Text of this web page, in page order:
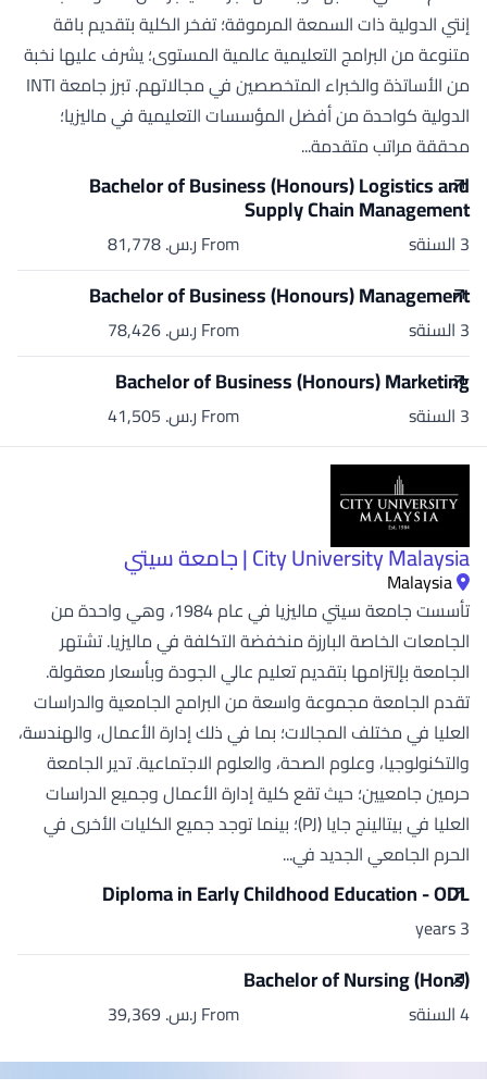
إنتي الدولية ذات السمعة المرموقة؛ تفخر الكلية بتقديم باقة
متنوعة من البرامج التعليمية عالمية المستوى؛ يشرف عليها نخبة
من الأساتذة والخبراء المتخصصين في مجالاتهم. تبرز جامعة INTI
الدولية كواحدة من أفضل المؤسسات التعليمية في ماليزيا؛
محققة مراتب متقدمة...
Bachelor of Business (Honours) Logistics and
Supply Chain Management
3 السنةs From ر.س.‏ 81,778
Bachelor of Business (Honours) Management
3 السنةs From ر.س.‏ 78,426
Bachelor of Business (Honours) Marketing
3 السنةs From ر.س.‏ 41,505
City University Malaysia | جامعة سيتي
Malaysia
تأسست جامعة سيتي ماليزيا في عام 1984، وهي واحدة من
الجامعات الخاصة البارزة منخفضة التكلفة في ماليزيا. تشتهر
الجامعة بإلتزامها بتقديم تعليم عالي الجودة وبأسعار معقولة.
تقدم الجامعة مجموعة واسعة من البرامج الجامعية والدراسات
العليا في مختلف المجالات؛ بما في ذلك إدارة الأعمال، والهندسة،
والتكنولوجيا، وعلوم الصحة، والعلوم الاجتماعية. تدير الجامعة
حرمين جامعيين؛ حيث تقع كلية إدارة الأعمال وجميع الدراسات
العليا في بيتالينج جايا (PJ)؛ بينما توجد جميع الكليات الأخرى في
الحرم الجامعي الجديد في...
Diploma in Early Childhood Education - ODL
3 years
Bachelor of Nursing (Hons)
4 السنةs From ر.س.‏ 39,369